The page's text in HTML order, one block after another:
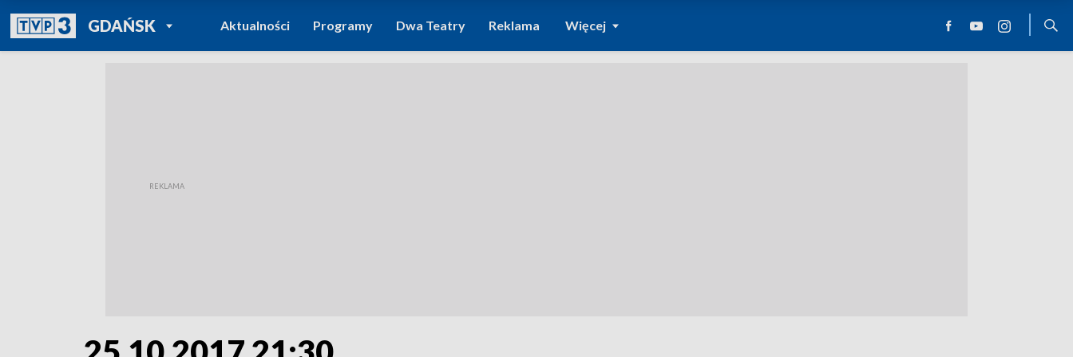
GDAŃSKPOWRÓT DO
TVP REGIONY
Aktualności Programy Dwa Teatry Reklama Więcej